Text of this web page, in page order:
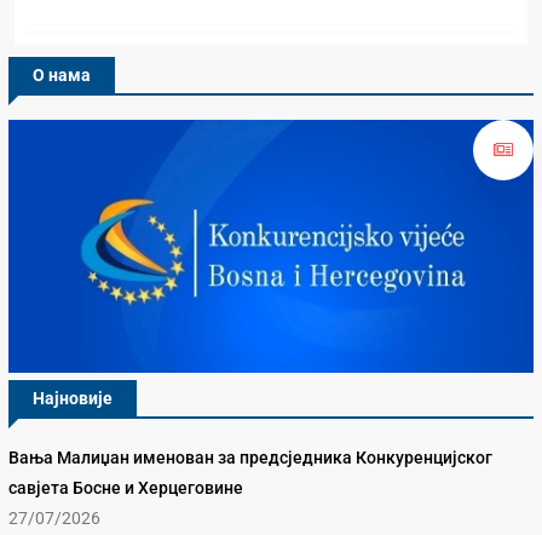
О нама
Најновије
Вања Малиџан именован за предсједника Конкуренцијског
савјета Босне и Херцеговине
27/07/2026